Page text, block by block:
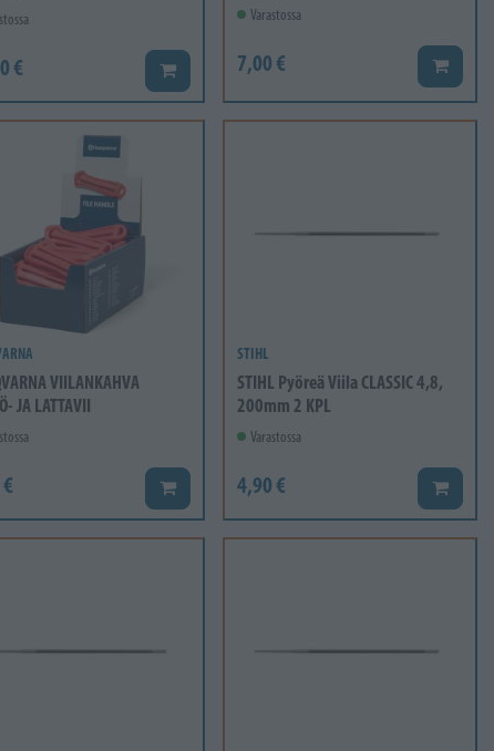
€ Lisää koriin
Varastossa
7,00 € Lisää
VIILANKAHVA
JA LATTAVII
Lisää koriin
STIHL
STIHL Pyöreä Viila CLASSIC 4,8,
200mm 2 KPL
Varastossa
4,90 € Lisää